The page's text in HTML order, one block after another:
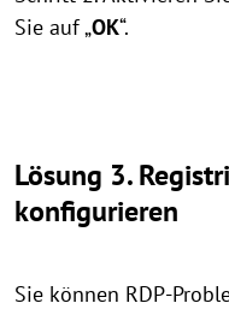
Sie auf „OK“.
Lösung 3.
konfigurieren
Sie können RDP-